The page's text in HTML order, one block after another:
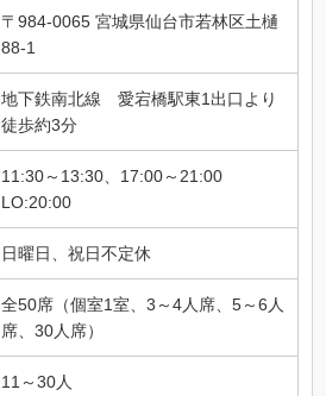
〒984-0065 宮城県仙台市若林区土樋
88-1
地下鉄南北線 愛宕橋駅東1出口より
徒歩約3分
11:30～13:30、17:00～21:00
LO:20:00
日曜日、祝日不定休
全50席（個室1室、3～4人席、5～6人
席、30人席）
11～30人